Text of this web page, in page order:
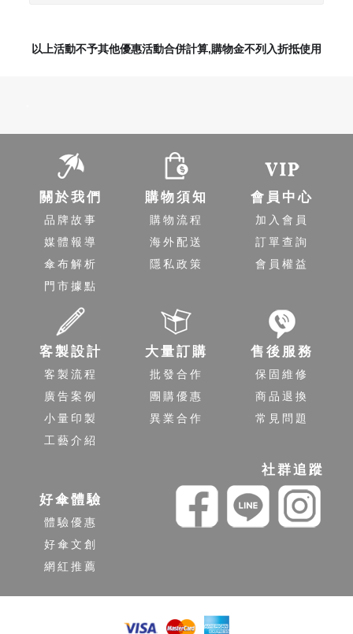
以上活動不予其他優惠活動合併計算,購物金不列入折抵使用
關於我們
品牌故事
媒體報導
傘布解析
門市據點
購物須知
購物流程
海外配送
隱私政策
會員中心
加入會員
訂單查詢
會員權益
客製設計
客製流程
廣告案例
小量印製
工藝介紹
大量訂購
批發合作
團購優惠
異業合作
售後服務
保固維修
商品退換
常見問題
好傘體驗
體驗優惠
好傘文創
網紅推薦
社群追蹤